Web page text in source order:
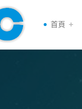
首頁